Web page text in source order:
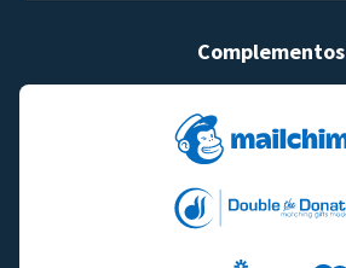
Complementos